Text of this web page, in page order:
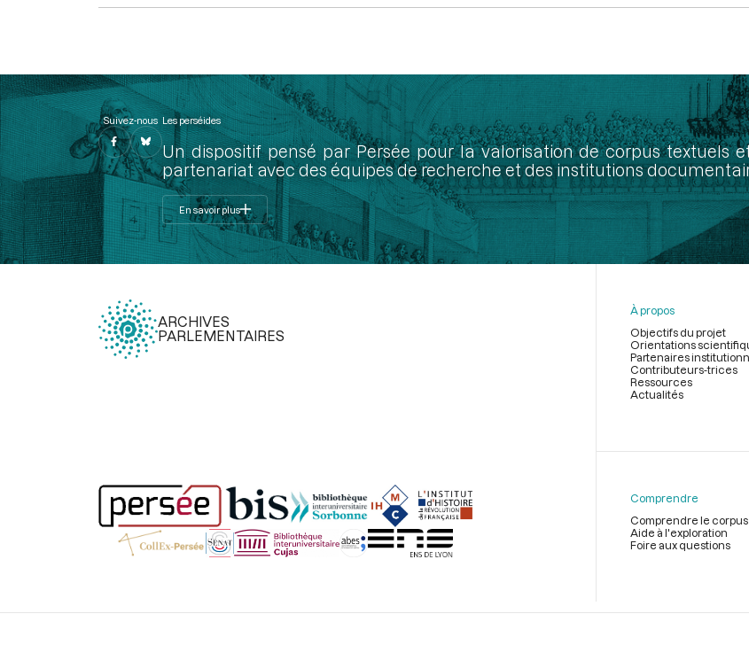
Suivez-nous Les perséides
Un dispositif pensé par Persée pour la valorisation de corpus textuels
partenariat avec des équipes de recherche et des institutions
En savoir plus
ARCHIVES
PARLEMENTAIRES
page
À propos
Objectifs du projet
Orientations
Partenaires
Contributeurs-trices
Ressources
Actualités
Comprendre
Comprendre le corpus
Aide à l'exploration
Foire aux questions
Légal